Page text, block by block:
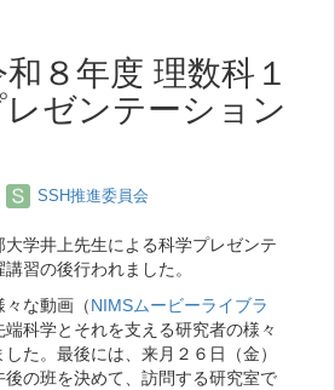
和８年度 理数科１
ゼンテーション
SSH推進委員会
大学井上先生による科学プレゼンテ
習の後行われました。
な動画（NIMSムービーライブラ
科学とそれを支える研究者の様々
た。最後には、来月２６日（金）
の班を決めて、訪問する研究室で